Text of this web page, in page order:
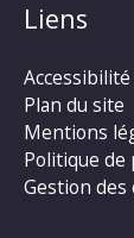
Liens
Plan du site
Mentions
Politique de
Gestion des